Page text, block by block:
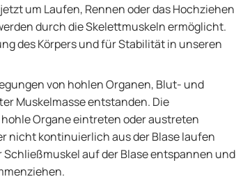
um Laufen, Rennen oder das Hochziehen
durch die Skelettmuskeln ermöglicht.
des Körpers und für Stabilität in unseren
von hohlen Organen, Blut- und
Muskelmasse entstanden. Die
Organe eintreten oder austreten
nicht kontinuierlich aus der Blase laufen
auf der Blase entspannen und